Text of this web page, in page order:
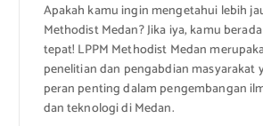
Apakah kamu ingin mengetahui lebih
Methodist Medan? Jika iya, kamu
tepat! LPPM Methodist Medan
penelitian dan pengabdian masyarakat
peran penting dalam pengembangan
dan teknologi di Medan.